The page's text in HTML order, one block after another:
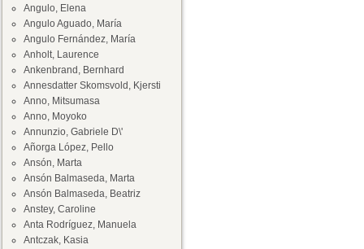
Angulo, Elena
Angulo Aguado, María
Angulo Fernández, María
Anholt, Laurence
Ankenbrand, Bernhard
Annesdatter Skomsvold, Kjersti
Anno, Mitsumasa
Anno, Moyoko
Annunzio, Gabriele D\'
Añorga López, Pello
Ansón, Marta
Ansón Balmaseda, Marta
Ansón Balmaseda, Beatriz
Anstey, Caroline
Anta Rodríguez, Manuela
Antczak, Kasia